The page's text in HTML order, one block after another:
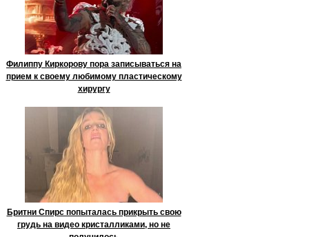
Филиппу Киркорову пора записываться на
прием к своему любимому пластическому
хирургу
Бритни Спирс попыталась прикрыть свою
грудь на видео кристалликами, но не